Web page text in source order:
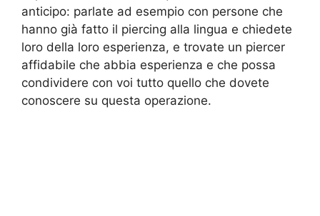
anticipo: parlate ad esempio con persone che
hanno già fatto il piercing alla lingua e chiedete
loro della loro esperienza, e trovate un piercer
affidabile che abbia esperienza e che possa
condividere con voi tutto quello che dovete
conoscere su questa operazione.